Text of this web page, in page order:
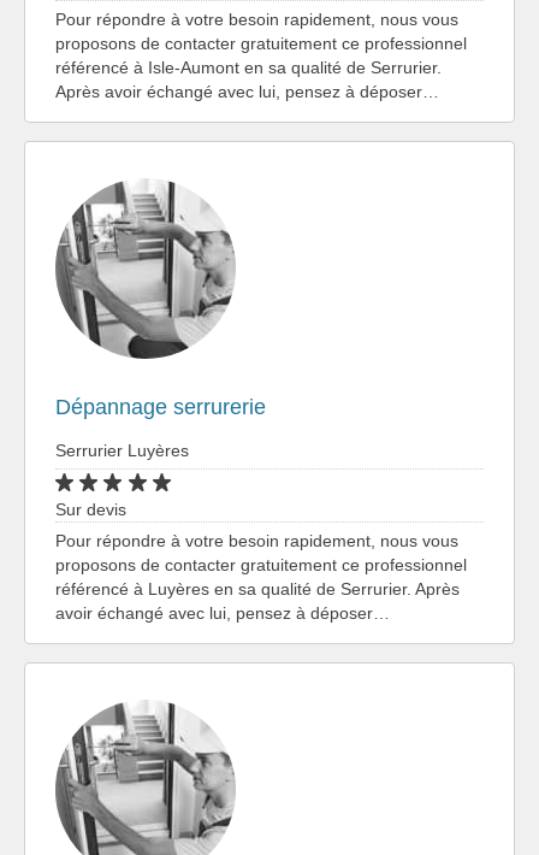
Pour répondre à votre besoin rapidement, nous vous
proposons de contacter gratuitement ce professionnel
référencé à Isle-Aumont en sa qualité de Serrurier.
Après avoir échangé avec lui, pensez à déposer…
Dépannage serrurerie
Serrurier Luyères
Sur devis
Pour répondre à votre besoin rapidement, nous vous
proposons de contacter gratuitement ce professionnel
référencé à Luyères en sa qualité de Serrurier. Après
avoir échangé avec lui, pensez à déposer…